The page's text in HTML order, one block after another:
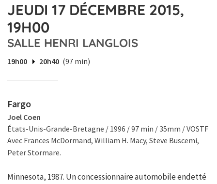
JEUDI 17 DÉCEMBRE 2015,
19H00
SALLE HENRI LANGLOIS
19h00 20h40 (97 min)
Fargo
Joel Coen
États-Unis-Grande-Bretagne / 1996 / 97 min / 35mm / VOSTF
Avec Frances McDormand, William H. Macy, Steve Buscemi,
Peter Stormare.
Minnesota, 1987. Un concessionnaire automobile endetté